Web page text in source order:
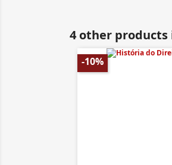
4 other products
-10%